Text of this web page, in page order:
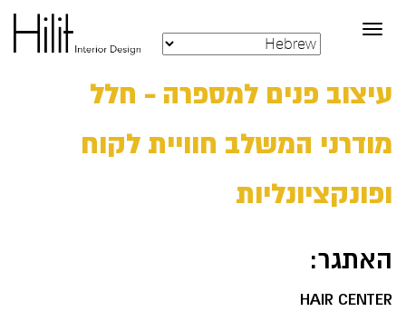
Toggle
navigation
עיצוב פנים למספרה – חלל
מודרני המשלב חוויית לקוח
ופונקציונליות
האתגר:
HAIR CENTER